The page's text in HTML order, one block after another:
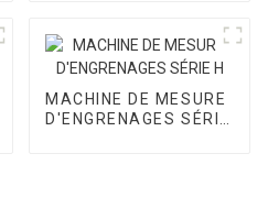
MACHINE DE MESURE
D'ENGRENAGES SÉRIE